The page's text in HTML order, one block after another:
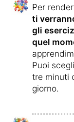
Per
ti
gli
quel
Puoi
tre minuti
giorno.